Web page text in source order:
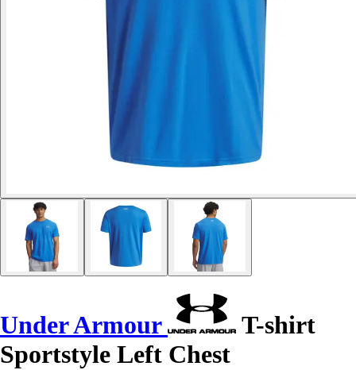
Under Armour
T-shirt
Sportstyle Left Chest